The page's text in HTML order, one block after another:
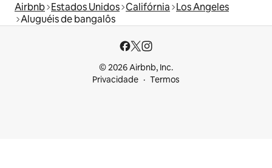
Airbnb Estados Unidos Califórnia Los Angeles
Aluguéis de bangalôs
© 2026 Airbnb, Inc.
Privacidade
Termos